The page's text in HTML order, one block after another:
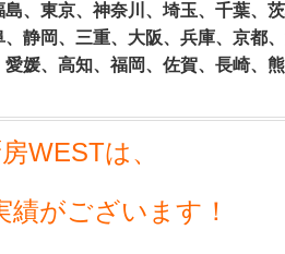
、東京、神奈川、埼玉、千葉、
静岡、三重、大阪、兵庫、京都
媛、高知、福岡、佐賀、長崎、
WESTは、
績がございます！